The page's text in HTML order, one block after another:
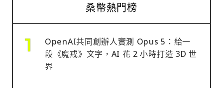
桑幣熱門榜
OpenAI共同創辦人實測 Opus 5：給一
段《魔戒》文字，AI 花 2 小時打造 3D 世
界